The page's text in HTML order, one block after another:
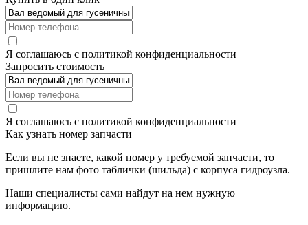
Я соглашаюсь с политикой конфиденциальности
Запросить стоимость
Я соглашаюсь с политикой конфиденциальности
Как узнать номер запчасти
Если вы не знаете, какой номер у требуемой запчасти, то
пришлите нам фото таблички (шильда) с корпуса гидроузла.
Наши специалисты сами найдут на нем нужную
информацию.